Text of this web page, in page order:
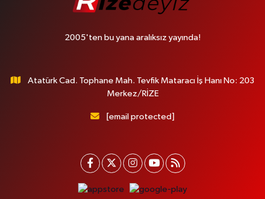
2005'ten bu yana aralıksız yayında!
Atatürk Cad. Tophane Mah. Tevfik Mataracı İş Hanı No: 203
Merkez/RİZE
[email protected]